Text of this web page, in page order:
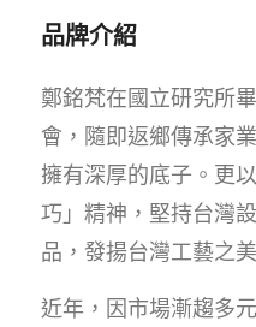
品牌介紹
鄭銘梵在國立研究所
會，隨即返鄉傳承家
擁有深厚的底子。更
巧」精神，堅持台灣
品，發揚台灣工藝之美
近年，因市場漸趨多